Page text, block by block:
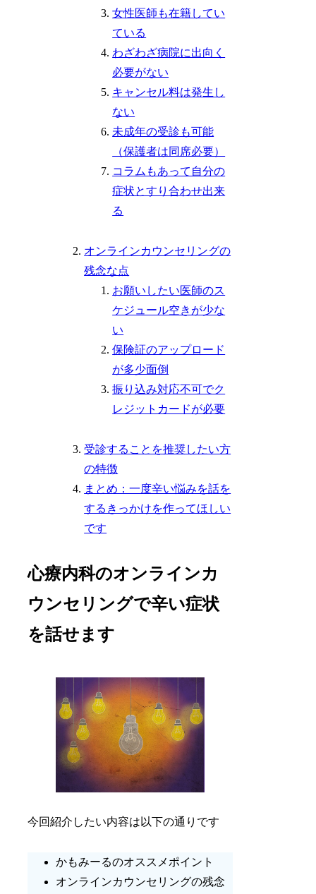
女性医師も在籍してい
ている
わざわざ病院に出向く
必要がない
キャンセル料は発生し
ない
未成年の受診も可能
（保護者は同席必要）
コラムもあって自分の
症状とすり合わせ出来
る
オンラインカウンセリングの
残念な点
お願いしたい医師のス
ケジュール空きが少な
い
保険証のアップロード
が多少面倒
振り込み対応不可でク
レジットカードが必要
受診することを推奨したい方
の特徴
まとめ：一度辛い悩みを話を
するきっかけを作ってほしい
です
心療内科のオンラインカ
ウンセリングで辛い症状
を話せます
今回紹介したい内容は以下の通りです
かもみーるのオススメポイント
オンラインカウンセリングの残念